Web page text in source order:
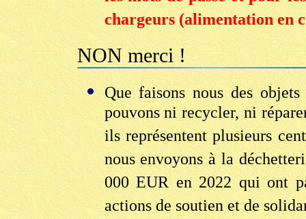
chargeurs (alimentation en
NON merci !
Que faisons nous des
pouvons ni recycler, ni
ils représentent plusieurs
nous envoyons à la
000 EUR en 2022 qui ont
actions de soutien et de